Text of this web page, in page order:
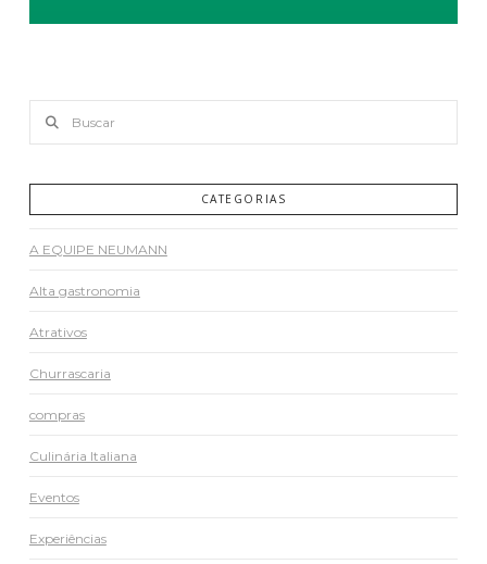
CATEGORIAS
A EQUIPE NEUMANN
Alta gastronomia
Atrativos
Churrascaria
compras
Culinária Italiana
Eventos
Experiências